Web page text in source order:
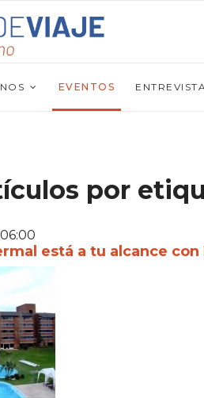
EVENTOS
por
está a tu alcance